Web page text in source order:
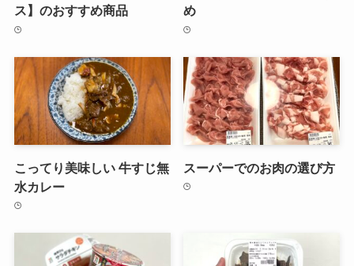
ス】のおすすめ商品
め
こってり美味しい 牛すじ無
水カレー
スーパーでのお肉の選び方